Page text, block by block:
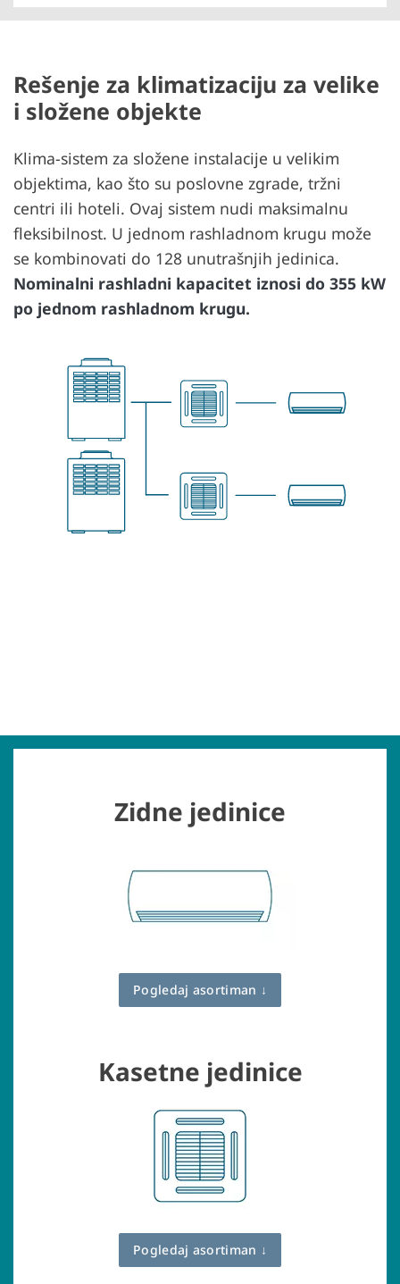
Rešenje za klimatizaciju za velike
i složene objekte
Klima-sistem za složene instalacije u velikim
objektima, kao što su poslovne zgrade, tržni
centri ili hoteli. Ovaj sistem nudi maksimalnu
fleksibilnost. U jednom rashladnom krugu može
se kombinovati do 128 unutrašnjih jedinica.
Nominalni rashladni kapacitet iznosi do 355 kW
po jednom rashladnom krugu.
Zidne jedinice
Pogledaj asortiman ↓
Kasetne jedinice
Pogledaj asortiman ↓